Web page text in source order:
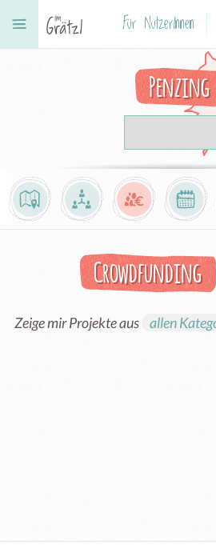
Für NutzerInnen
Penzing
Crowdfunding
Zeige mir Projekte aus allen